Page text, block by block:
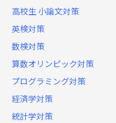
高校生 小論文対策
英検対策
数検対策
算数オリンピック対策
プログラミング対策
経済学対策
統計学対策